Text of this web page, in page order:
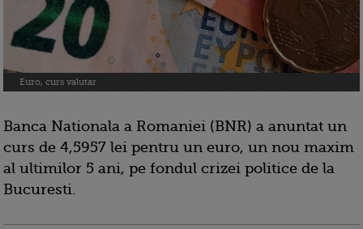
Euro, curs valutar
Banca Nationala a Romaniei (BNR) a anuntat un
curs de 4,5957 lei pentru un euro, un nou maxim
al ultimilor 5 ani, pe fondul crizei politice de la
Bucuresti.